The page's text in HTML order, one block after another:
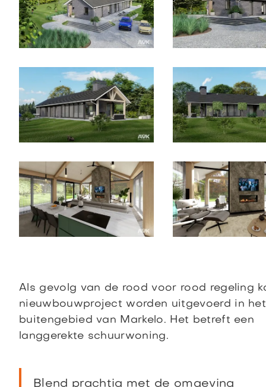
Als gevolg van de rood voor rood regeling
nieuwbouwproject worden uitgevoerd in het
buitengebied van Markelo. Het betreft een
langgerekte schuurwoning.
Blend prachtig met de omgeving